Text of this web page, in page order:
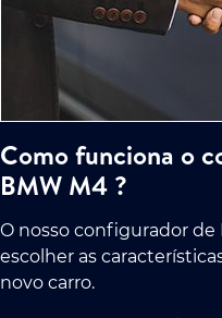
Como funciona o
BMW M4 ?
O nosso configurador
escolher as
novo carro.